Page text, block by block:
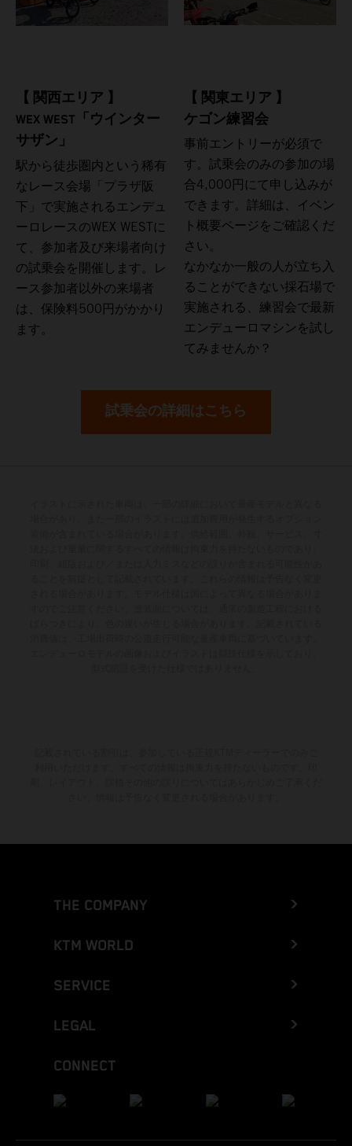
【 関西エリア 】
WEX WEST「ウインター
サザン」
駅から徒歩圏内という稀有
なレース会場「プラザ阪
下」で実施されるエンデュ
ーロレースのWEX WESTに
て、参加者及び来場者向け
の試乗会を開催します。レ
ース参加者以外の来場者
は、保険料500円がかかり
ます。
【 関東エリア 】
ケゴン練習会
事前エントリーが必須で
す。試乗会のみの参加の場
合4,000円にて申し込みが
できます。詳細は、イベン
ト概要ページをご確認くだ
さい。
なかなか一般の人が立ち入
ることができない採石場で
実施される、練習会で最新
エンデューロマシンを試し
てみませんか？
試乗会の詳細はこちら
THE COMPANY
KTM WORLD
SERVICE
LEGAL
CONNECT